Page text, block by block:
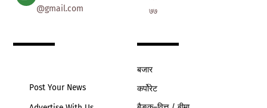
@gmail.com
७७
Post Your News
बजार
कर्पोरेट